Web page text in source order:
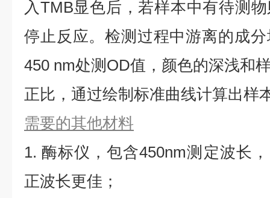
入TMB显色后，若样本中有待测
停止反应。检测过程中游离的成
450 nm处测OD值，颜色的深浅和
正比，通过绘制标准曲线计算出样
需要的其他材料
1. 酶标仪，包含450nm测定波长
正波长更佳；